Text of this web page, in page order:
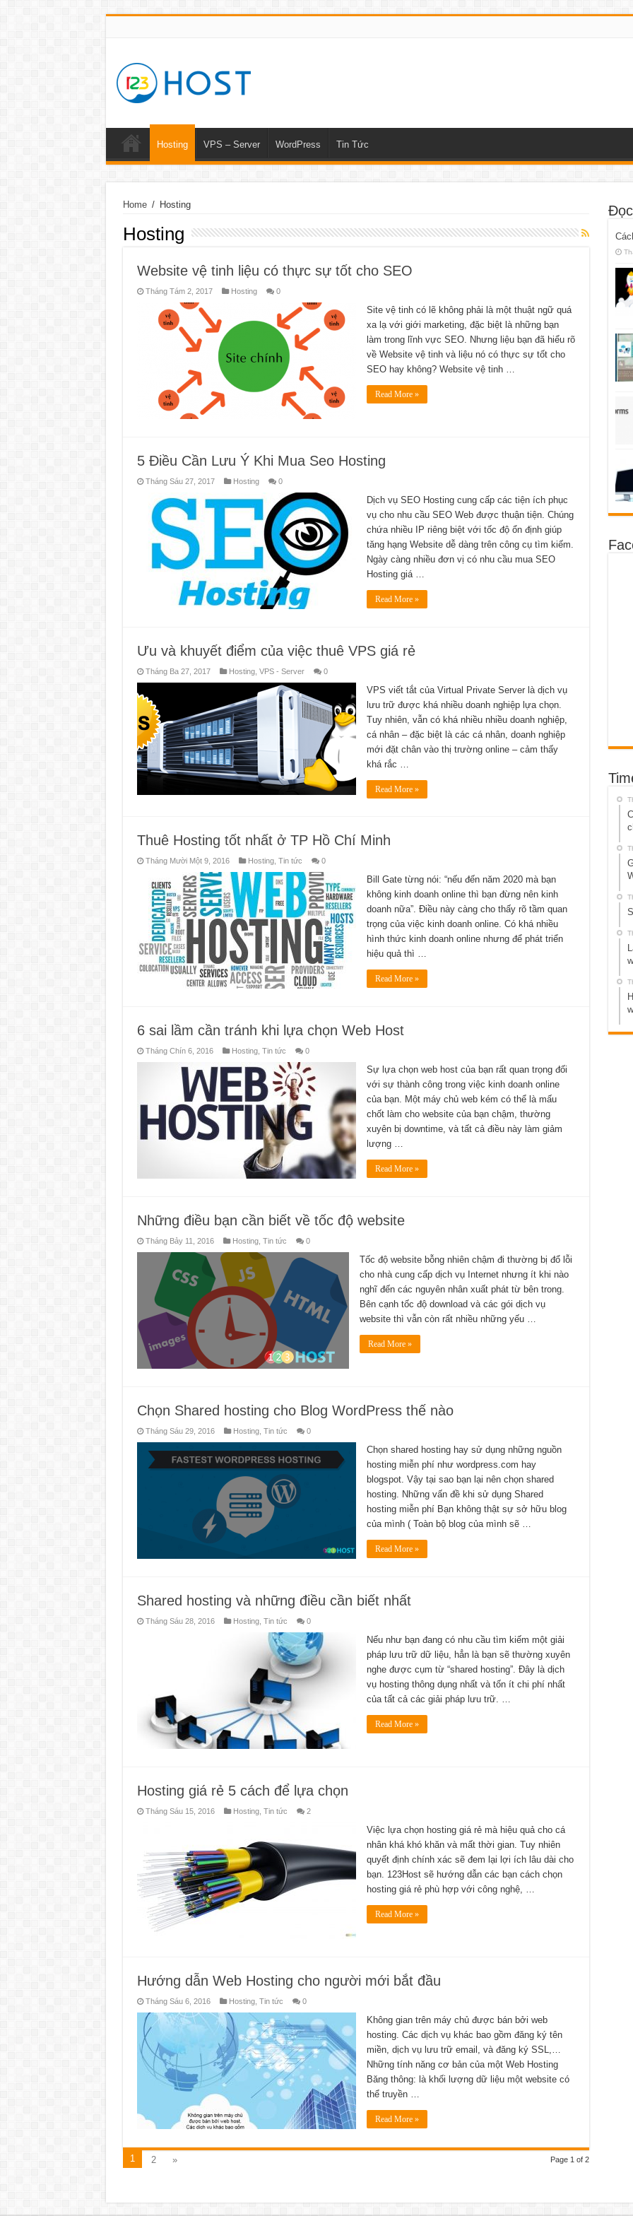
Hosting VPS – Server WordPress Tin Tức
Home / Hosting
Hosting
Website vệ tinh liệu có thực sự tốt cho SEO
Tháng Tám 2, 2017 Hosting 0
Site vệ tinh có lẽ không phải là một thuật ngữ quá
xa lạ với giới marketing, đặc biệt là những bạn
làm trong lĩnh vực SEO. Nhưng liệu bạn đã hiểu rõ
về Website vệ tinh và liệu nó có thực sự tốt cho
SEO hay không? Website vệ tinh …
Read More »
5 Điều Cần Lưu Ý Khi Mua Seo Hosting
Tháng Sáu 27, 2017 Hosting 0
Dịch vụ SEO Hosting cung cấp các tiện ích phục
vụ cho nhu cầu SEO Web được thuận tiện. Chúng
chứa nhiều IP riêng biệt với tốc độ ổn định giúp
tăng hạng Website dễ dàng trên công cụ tìm kiếm.
Ngày càng nhiều đơn vị có nhu cầu mua SEO
Hosting giá …
Read More »
Ưu và khuyết điểm của việc thuê VPS giá rẻ
Tháng Ba 27, 2017 Hosting, VPS - Server 0
VPS viết tắt của Virtual Private Server là dịch vụ
lưu trữ được khá nhiều doanh nghiệp lựa chọn.
Tuy nhiên, vẫn có khá nhiều nhiều doanh nghiệp,
cá nhân – đặc biệt là các cá nhân, doanh nghiệp
mới đặt chân vào thị trường online – cảm thấy
khá rắc …
Read More »
Thuê Hosting tốt nhất ở TP Hồ Chí Minh
Tháng Mười Một 9, 2016 Hosting, Tin tức 0
Bill Gate từng nói: “nếu đến năm 2020 mà bạn
không kinh doanh online thì bạn đừng nên kinh
doanh nữa”. Điều này càng cho thấy rõ tầm quan
trọng của việc kinh doanh online. Có khá nhiều
hình thức kinh doanh online nhưng để phát triển
hiệu quả thì …
Read More »
6 sai lầm cần tránh khi lựa chọn Web Host
Tháng Chín 6, 2016 Hosting, Tin tức 0
Sự lựa chọn web host của bạn rất quan trọng đối
với sự thành công trong việc kinh doanh online
của bạn. Một máy chủ web kém có thể là mấu
chốt làm cho website của bạn chậm, thường
xuyên bị downtime, và tất cả điều này làm giảm
lượng …
Read More »
Những điều bạn cần biết về tốc độ website
Tháng Bảy 11, 2016 Hosting, Tin tức 0
Tốc độ website bỗng nhiên chậm đi thường bị đổ lỗi
cho nhà cung cấp dịch vụ Internet nhưng ít khi nào
nghĩ đến các nguyên nhân xuất phát từ bên trong.
Bên cạnh tốc độ download và các gói dịch vụ
website thì vẫn còn rất nhiều những yếu …
Read More »
Chọn Shared hosting cho Blog WordPress thế nào
Tháng Sáu 29, 2016 Hosting, Tin tức 0
Chọn shared hosting hay sử dụng những nguồn
hosting miễn phí như wordpress.com hay
blogspot. Vậy tại sao bạn lại nên chọn shared
hosting. Những vấn đề khi sử dụng Shared
hosting miễn phí Bạn không thật sự sở hữu blog
của mình ( Toàn bộ blog của mình sẽ …
Read More »
Shared hosting và những điều cần biết nhất
Tháng Sáu 28, 2016 Hosting, Tin tức 0
Nếu như bạn đang có nhu cầu tìm kiếm một giải
pháp lưu trữ dữ liệu, hẳn là bạn sẽ thường xuyên
nghe được cụm từ “shared hosting”. Đây là dịch
vụ hosting thông dụng nhất và tốn ít chi phí nhất
của tất cả các giải pháp lưu trữ. …
Read More »
Hosting giá rẻ 5 cách để lựa chọn
Tháng Sáu 15, 2016 Hosting, Tin tức 2
Việc lựa chọn hosting giá rẻ mà hiệu quả cho cá
nhân khá khó khăn và mất thời gian. Tuy nhiên
quyết định chính xác sẽ đem lại lợi ích lâu dài cho
bạn. 123Host sẽ hướng dẫn các bạn cách chọn
hosting giá rẻ phù hợp với công nghệ, …
Read More »
Hướng dẫn Web Hosting cho người mới bắt đầu
Tháng Sáu 6, 2016 Hosting, Tin tức 0
Không gian trên máy chủ được bán bởi web
hosting. Các dịch vụ khác bao gồm đăng ký tên
miền, dịch vụ lưu trữ email, và đăng ký SSL,…
Những tính năng cơ bản của một Web Hosting
Băng thông: là khối lượng dữ liệu một website có
thể truyền …
Read More »
Page 1 of 2
1 2 »